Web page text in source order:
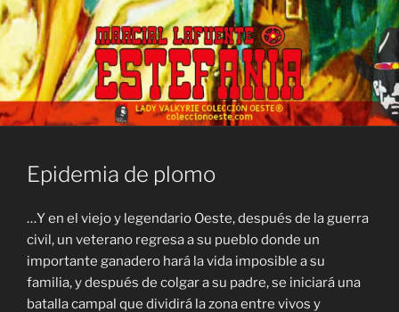
Epidemia de plomo
…Y en el viejo y legendario Oeste, después de la guerra
civil, un veterano regresa a su pueblo donde un
importante ganadero hará la vida imposible a su
familia, y después de colgar a su padre, se iniciará una
batalla campal que dividirá la zona entre vivos y